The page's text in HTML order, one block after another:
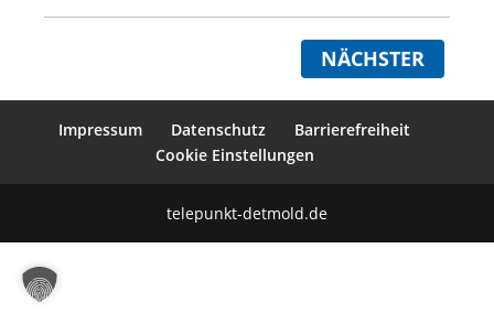
NÄCHSTER
Impressum Datenschutz
Barrierefreiheit
Cookie Einstellungen
telepunkt-detmold.de